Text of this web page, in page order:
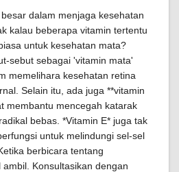
dalam menjaga kesehatan
kalau beberapa vitamin tertentu
untuk kesehatan mata?
sebut sebagai 'vitamin mata'
memelihara kesehatan retina
Selain itu, ada juga **vitamin
membantu mencegah katarak
bebas. *Vitamin E* juga tak
untuk melindungi sel-sel
berbicara tentang
Konsultasikan dengan